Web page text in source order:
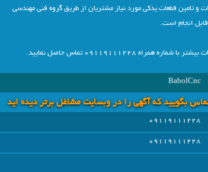
و تامین قطعات یدکی مورد نیاز مشتریان از طریق گروه فنی مهندسی
انجام است.
همراه 09119111228 تماس حاصل نمایید.
BabolCnc
بگویید که آگهی را در وبسايت مشاغل برتر دیده اید
09119111228
09119111228